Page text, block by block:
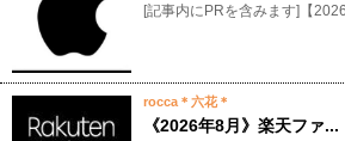
[記事内にPRを含みます]【
rocca＊六花＊
《2026年8月》楽天ファ...